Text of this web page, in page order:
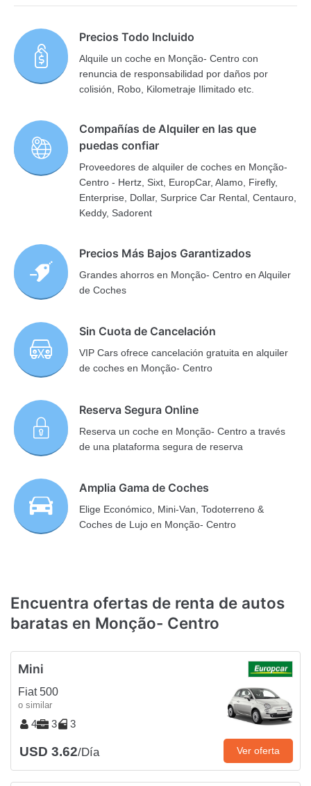
Precios Todo Incluido
Alquile un coche en Monção- Centro con
renuncia de responsabilidad por daños por
colisión, Robo, Kilometraje Ilimitado etc.
Compañías de Alquiler en las que
puedas confiar
Proveedores de alquiler de coches en Monção-
Centro - Hertz, Sixt, EuropCar, Alamo, Firefly,
Enterprise, Dollar, Surprice Car Rental, Centauro,
Keddy, Sadorent
Precios Más Bajos Garantizados
Grandes ahorros en Monção- Centro en Alquiler
de Coches
Sin Cuota de Cancelación
VIP Cars ofrece cancelación gratuita en alquiler
de coches en Monção- Centro
Reserva Segura Online
Reserva un coche en Monção- Centro a través
de una plataforma segura de reserva
Amplia Gama de Coches
Elige Económico, Mini-Van, Todoterreno &
Coches de Lujo en Monção- Centro
Encuentra ofertas de renta de autos
baratas en Monção- Centro
Mini
Fiat 500
o similar
4 3 3
USD 3.62/Día Ver oferta